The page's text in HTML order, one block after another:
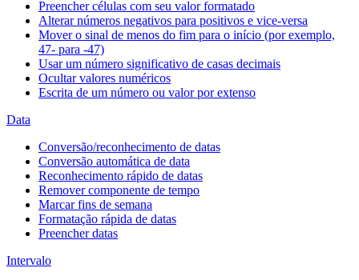
Preencher células com seu valor formatado
Alterar números negativos para positivos e vice-versa
Mover o sinal de menos do fim para o início (por exemplo,
47- para -47)
Usar um número significativo de casas decimais
Ocultar valores numéricos
Escrita de um número ou valor por extenso
Data
Conversão/reconhecimento de datas
Conversão automática de data
Reconhecimento rápido de datas
Remover componente de tempo
Marcar fins de semana
Formatação rápida de datas
Preencher datas
Intervalo